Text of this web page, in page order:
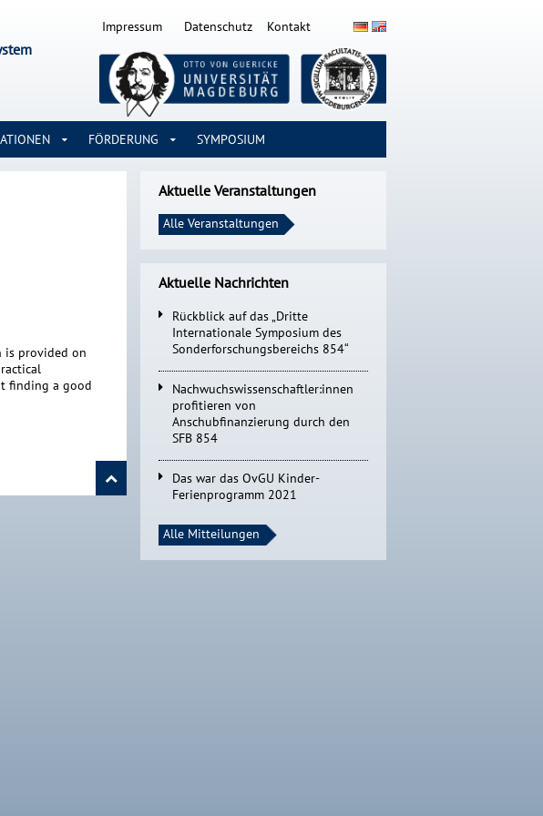
Kontakt
Datenschutz
Impressum
FÖRDERUNG SYMPOSIUM
is provided on
finding a good
Aktuelle Veranstaltungen
Alle Veranstaltungen
Aktuelle Nachrichten
Rückblick auf das „Dritte
Internationale Symposium des
Sonderforschungsbereichs 854“
Nachwuchswissenschaftler:innen
profitieren von
Anschubfinanzierung durch den
SFB 854
Das war das OvGU Kinder-
Ferienprogramm 2021
Alle Mitteilungen